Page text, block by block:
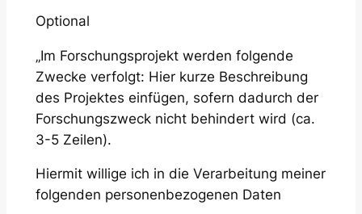
Optional
„Im Forschungsprojekt werden folgende
Zwecke verfolgt: Hier kurze Beschreibung
des Projektes einfügen, sofern dadurch der
Forschungszweck nicht behindert wird (ca.
3-5 Zeilen).
Hiermit willige ich in die Verarbeitung meiner
folgenden personenbezogenen Daten